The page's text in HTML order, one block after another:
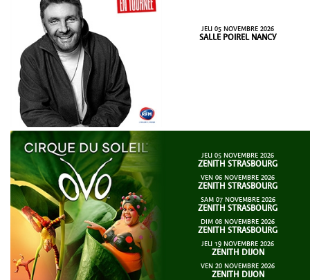
JEU 05 NOVEMBRE 2026
SALLE POIREL NANCY
JEU 05 NOVEMBRE 2026
ZENITH STRASBOURG
VEN 06 NOVEMBRE 2026
ZENITH STRASBOURG
SAM 07 NOVEMBRE 2026
ZENITH STRASBOURG
DIM 08 NOVEMBRE 2026
ZENITH STRASBOURG
JEU 19 NOVEMBRE 2026
ZENITH DIJON
VEN 20 NOVEMBRE 2026
ZENITH DIJON